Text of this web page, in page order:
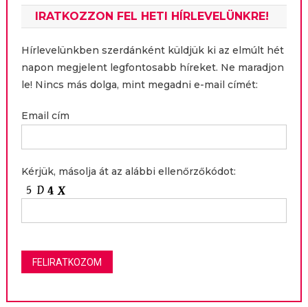
IRATKOZZON FEL HETI HÍRLEVELÜNKRE!
Hírlevelünkben szerdánként küldjük ki az elmúlt hét
napon megjelent legfontosabb híreket. Ne maradjon
le! Nincs más dolga, mint megadni e-mail címét:
Email cím
Kérjük, másolja át az alábbi ellenőrzőkódot: